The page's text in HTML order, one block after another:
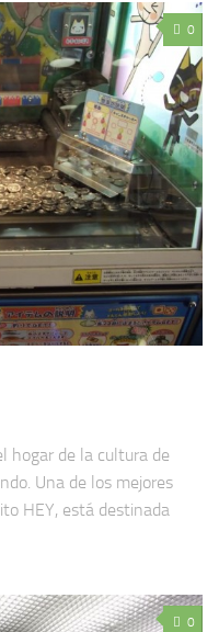
0
hogar de la cultura de
Una de los mejores
HEY, está destinada
0